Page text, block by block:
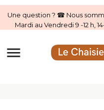
Une question ? ☎ Nous
Mardi au Vendredi 9 -12 h,
menu